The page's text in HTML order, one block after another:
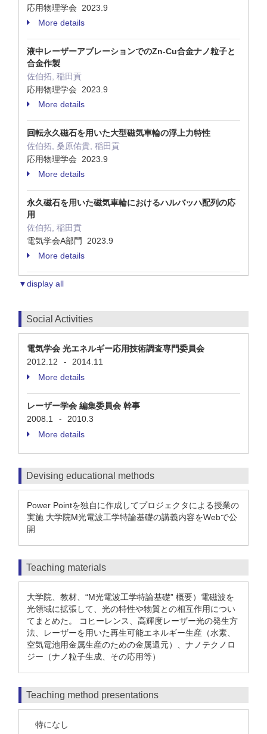
応用物理学会 2023.9
More details
液中レーザーアブレーションでのZn-Cu合金ナノ粒子と
合金作製
佐伯拓, 稲田貢
応用物理学会 2023.9
More details
回転永久磁石を用いた大型磁気車輪の浮上力特性
佐伯拓, 桑原佑貴, 稲田貢
応用物理学会 2023.9
More details
永久磁石を用いた磁気車輪におけるハルバッハ配列の応
用
佐伯拓, 稲田貢
電気学会A部門 2023.9
More details
▼display all
Social Activities
電気学会 光エネルギー応用技術調査専門委員会
2012.12
-
2014.11
More details
レーザー学会 編集委員会 幹事
2008.1
-
2010.3
More details
Devising educational methods
Power Pointを独自に作成してプロジェクタによる授業の
実施 大学院M光電波工学特論基礎の講義内容をWebで公
開
Teaching materials
大学院、教材、“M光電波工学特論基礎” 概要）電磁波を
光領域に拡張して、光の特性や物質との相互作用につい
てまとめた。 コヒーレンス、高輝度レーザー光の発生方
法、レーザーを用いた再生可能エネルギー生産（水素、
空気電池用金属生産のための金属還元）、ナノテクノロ
ジー（ナノ粒子生成、その応用等）
Teaching method presentations
特になし